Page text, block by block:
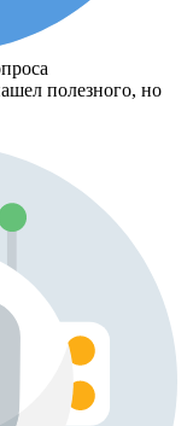
полезного, но